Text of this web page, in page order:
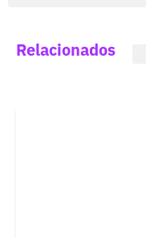
Relacionados